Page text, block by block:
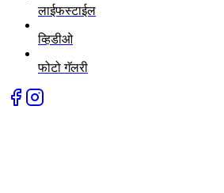
लाईफस्टाईल
व्हिडीओ
फोटो गॅलरी